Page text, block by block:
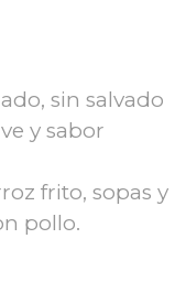
sin salvado
y sabor
frito, sopas y
pollo.